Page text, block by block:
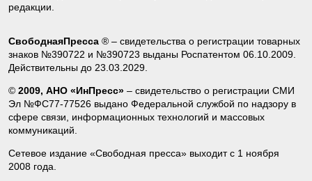
редакции.
СвободнаяПресса ® – свидетельства о регистрации товарных
знаков №390722 и №390723 выданы Роспатентом 06.10.2009.
Действительны до 23.03.2029.
© 2009, АНО «ИнПресс» – свидетельство о регистрации СМИ
Эл №ФС77-77526 выдано Федеральной службой по надзору в
сфере связи, информационных технологий и массовых
коммуникаций.
Сетевое издание «Свободная пресса» выходит с 1 ноября
2008 года.